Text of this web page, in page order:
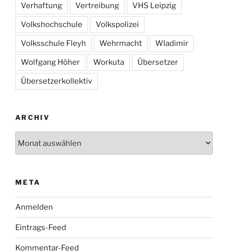
Verhaftung Vertreibung VHS Leipzig
Volkshochschule Volkspolizei
Volksschule Fleyh Wehrmacht Wladimir
Wolfgang Höher Workuta Übersetzer
Übersetzerkollektiv
ARCHIV
META
Anmelden
Eintrags-Feed
Kommentar-Feed